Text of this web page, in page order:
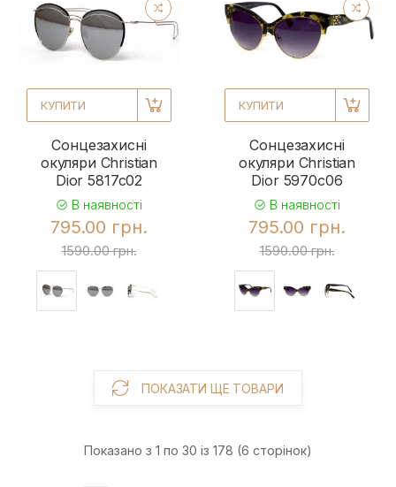
КУПИТИ
Сонцезахисні
окуляри Christian
Dior 5817c02
В наявності
795.00 грн.
1590.00 грн.
КУПИТИ
Сонцезахисні
окуляри Christian
Dior 5970c06
В наявності
795.00 грн.
1590.00 грн.
ПОКАЗАТИ ЩЕ ТОВАРИ
Показано з 1 по 30 із 178 (6 сторінок)